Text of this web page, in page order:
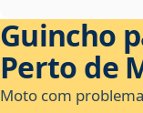
Guincho
Perto de
Moto com